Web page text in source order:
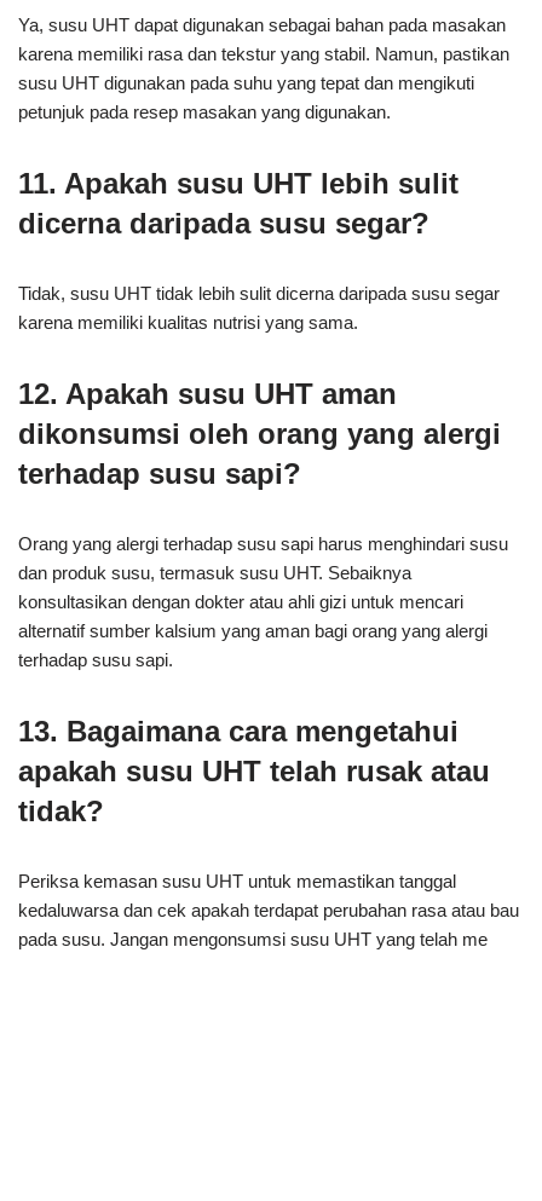
Ya, susu UHT dapat digunakan sebagai bahan pada masakan
karena memiliki rasa dan tekstur yang stabil. Namun, pastikan
susu UHT digunakan pada suhu yang tepat dan mengikuti
petunjuk pada resep masakan yang digunakan.
11. Apakah susu UHT lebih sulit
dicerna daripada susu segar?
Tidak, susu UHT tidak lebih sulit dicerna daripada susu segar
karena memiliki kualitas nutrisi yang sama.
12. Apakah susu UHT aman
dikonsumsi oleh orang yang alergi
terhadap susu sapi?
Orang yang alergi terhadap susu sapi harus menghindari susu
dan produk susu, termasuk susu UHT. Sebaiknya
konsultasikan dengan dokter atau ahli gizi untuk mencari
alternatif sumber kalsium yang aman bagi orang yang alergi
terhadap susu sapi.
13. Bagaimana cara mengetahui
apakah susu UHT telah rusak atau
tidak?
Periksa kemasan susu UHT untuk memastikan tanggal
kedaluwarsa dan cek apakah terdapat perubahan rasa atau bau
pada susu. Jangan mengonsumsi susu UHT yang telah me